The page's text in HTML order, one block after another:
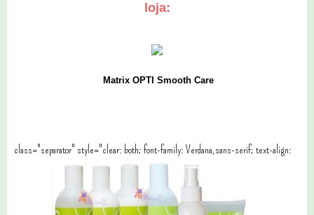
loja:
Matrix OPTI Smooth Care
class="separator" style="clear: both; font-family: Verdana,sans-serif; text-align: